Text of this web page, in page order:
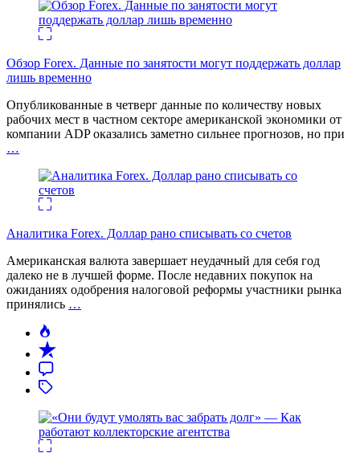
Обзор Forex. Данные по занятости могут поддержать доллар
лишь временно
Опубликованные в четверг данные по количеству новых
рабочих мест в частном секторе американской экономики от
компании ADP оказались заметно сильнее прогнозов, но при
…
Аналитика Forex. Доллар рано списывать со счетов
Американская валюта завершает неудачный для себя год
далеко не в лучшей форме. После недавних покупок на
ожиданиях одобрения налоговой реформы участники рынка
принялись …